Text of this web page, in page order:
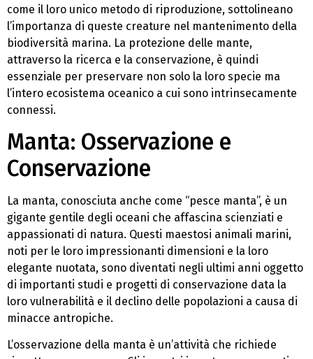
come il loro unico metodo di riproduzione, sottolineano
l’importanza di queste creature nel mantenimento della
biodiversità marina. La protezione delle mante,
attraverso la ricerca e la conservazione, è quindi
essenziale per preservare non solo la loro specie ma
l’intero ecosistema oceanico a cui sono intrinsecamente
connessi.
Manta: Osservazione e
Conservazione
La manta, conosciuta anche come “pesce manta”, è un
gigante gentile degli oceani che affascina scienziati e
appassionati di natura. Questi maestosi animali marini,
noti per le loro impressionanti dimensioni e la loro
elegante nuotata, sono diventati negli ultimi anni oggetto
di importanti studi e progetti di conservazione data la
loro vulnerabilità e il declino delle popolazioni a causa di
minacce antropiche.
L’osservazione della manta è un’attività che richiede